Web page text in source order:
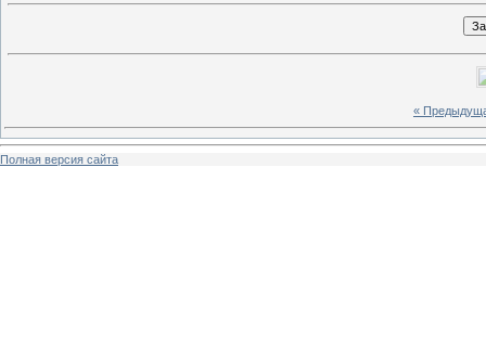
«
Полная версия сайта